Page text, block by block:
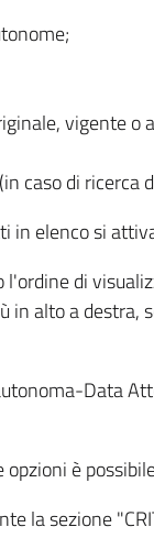
vigente o
caso di ricerca
in elenco si
di
in alto a destra,
Data
opzioni è
la sezione